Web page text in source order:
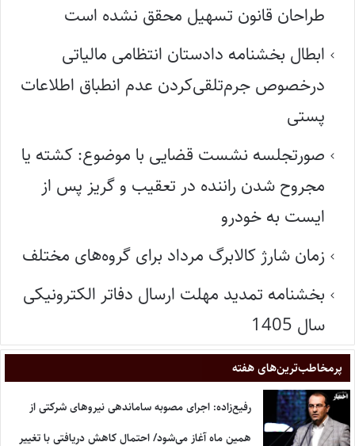
طراحان قانون تسهیل محقق نشده است
ابطال بخشنامه دادستان انتظامی مالیاتی
درخصوص جرم‌تلقی‌کردن عدم انطباق اطلاعات
پستی
صورتجلسه نشست قضایی با موضوع: کشته یا
مجروح شدن راننده در تعقیب و گریز پس از
ایست به خودرو
زمان شارژ کالابرگ مرداد برای گروه‌های مختلف
بخشنامه تمدید مهلت ارسال دفاتر الکترونیکی
سال 1405
پر‌مخاطب‌ترین‌های هفته
رفیع‌زاده: اجرای مصوبه ساماندهی نیروهای شرکتی از
همین ماه آغاز می‌شود/ احتمال کاهش دریافتی با تغییر